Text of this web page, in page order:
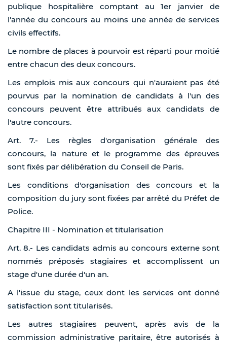
publique hospitalière comptant au 1er janvier de
l'année du concours au moins une année de services
civils effectifs.
Le nombre de places à pourvoir est réparti pour moitié
entre chacun des deux concours.
Les emplois mis aux concours qui n'auraient pas été
pourvus par la nomination de candidats à l'un des
concours peuvent être attribués aux candidats de
l'autre concours.
Art. 7.- Les règles d'organisation générale des
concours, la nature et le programme des épreuves
sont fixés par délibération du Conseil de Paris.
Les conditions d'organisation des concours et la
composition du jury sont fixées par arrêté du Préfet de
Police.
Chapitre III - Nomination et titularisation
Art. 8.- Les candidats admis au concours externe sont
nommés préposés stagiaires et accomplissent un
stage d'une durée d'un an.
A l'issue du stage, ceux dont les services ont donné
satisfaction sont titularisés.
Les autres stagiaires peuvent, après avis de la
commission administrative paritaire, être autorisés à